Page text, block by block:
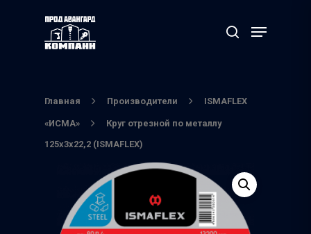
Главная Производители ISMAFLEX
«ИСМА»
Круг отрезной по металлу
125х3х22,2 (ISMAFLEX)